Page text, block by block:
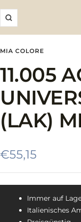
Zoom
MIA COLORE
11.005
(LAK)
Angebotspreis
€55,15
Immer auf
Italienisches